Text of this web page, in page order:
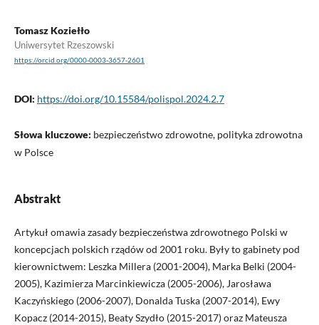
Tomasz Koziełło
Uniwersytet Rzeszowski
https://orcid.org/0000-0003-3657-2601
DOI: https://doi.org/10.15584/polispol.2024.2.7
Słowa kluczowe: bezpieczeństwo zdrowotne, polityka zdrowotna
w Polsce
Abstrakt
Artykuł omawia zasady bezpieczeństwa zdrowotnego Polski w
koncepcjach polskich rządów od 2001 roku. Były to gabinety pod
kierownictwem: Leszka Millera (2001-2004), Marka Belki (2004-
2005), Kazimierza Marcinkiewicza (2005-2006), Jarosława
Kaczyńskiego (2006-2007), Donalda Tuska (2007-2014), Ewy
Kopacz (2014-2015), Beaty Szydło (2015-2017) oraz Mateusza